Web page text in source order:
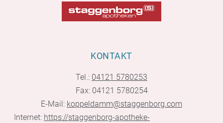
KONTAKT
Tel.: 04121 5780253
Fax: 04121 5780254
E-Mail: koppeldamm@staggenborg.com
Internet: https://staggenborg-apotheke-